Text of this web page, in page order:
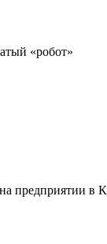
«робот»
предприятии в